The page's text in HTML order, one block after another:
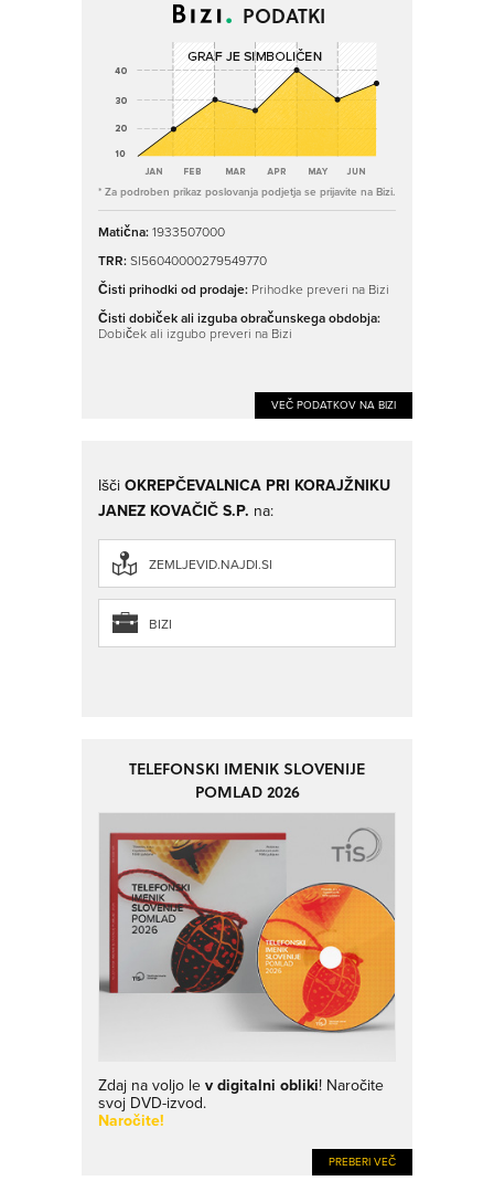
PODATKI
* Za podroben prikaz poslovanja podjetja se prijavite na Bizi.
Matična:1933507000
TRR:SI56040000279549770
Čisti prihodki od prodaje: Prihodke preveri na Bizi
Čisti dobiček ali izguba obračunskega obdobja:
Dobiček ali izgubo preveri na Bizi
VEČ PODATKOV NA BIZI
IščiOKREPČEVALNICA PRI KORAJŽNIKU
JANEZ KOVAČIČ S.P. na:
ZEMLJEVID.NAJDI.SI
BIZI
TELEFONSKI IMENIK SLOVENIJE
POMLAD 2026
Zdaj na voljo lev digitalni obliki! Naročite
svoj DVD-izvod.
Naročite!
PREBERI VEČ